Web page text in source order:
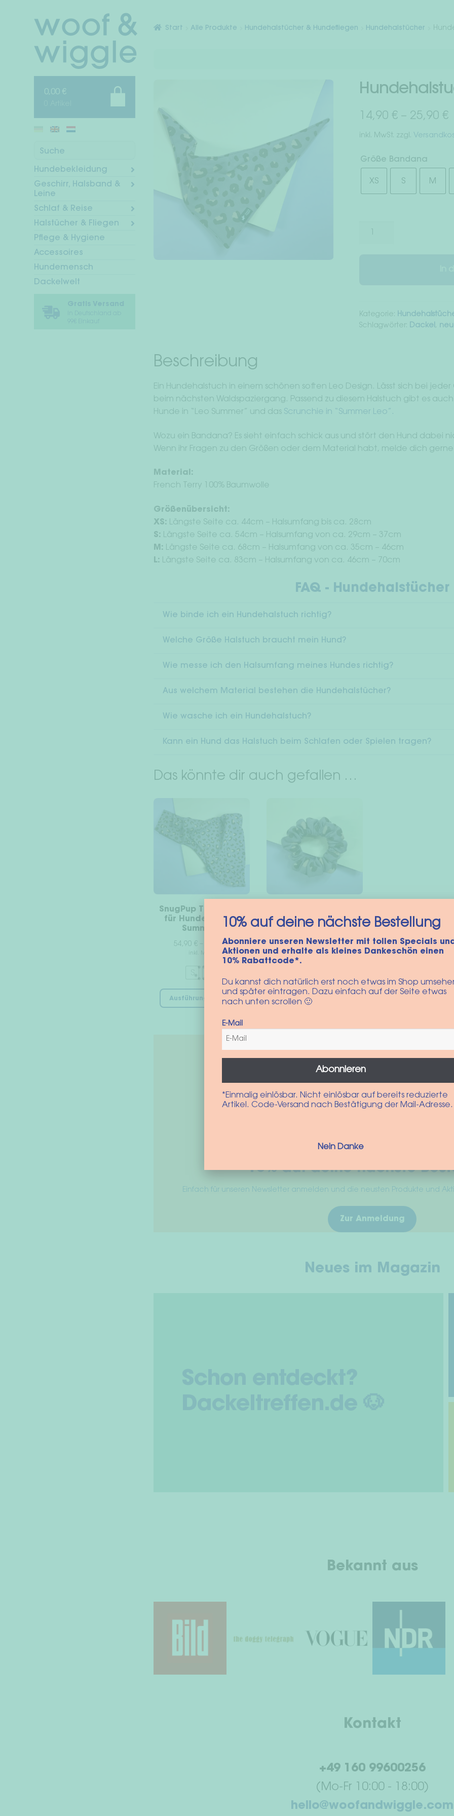
Navigation
springen
Inhalt
springen
0,00 €
Suche
Hundebekleidung
Geschirr, Halsband &
Leine
Schlaf & Reise
Halstücher & Fliegen
Pflege & Hygiene
Accessoires
Hundemensch
Dackelwelt
Start Alle Produkte Hundehalstücher & Hundefliegen Hundehalstücher
14,90€ – 25,90€
inkl. MwSt. zzgl.
Größe Bandana
XS S M
Hundehalstuch
Kategorie:
Schlagwörter: Dackel ,
Beschreibung
Ein Hundehalstuch in einem schönen soften Leo Design. Lässt sich bei
beim nächsten Waldspaziergang. Passend zu diesem Halstuch gibt es
Hunde in “Leo Summer” und das Scrunchie in “Summer Leo”.
Wozu ein Bandana? Es sieht einfach schick aus und stört den Hund dabei
Wenn ihr Fragen zu den Größen oder dem Material habt, melde dich
Material:
French Terry 100% Baumwolle
Größenübersicht:
XS: Längste Seite ca. 44cm – Halsumfang bis ca. 28cm
S: Längste Seite ca. 54cm – Halsumfang von ca. 29cm – 37cm
M: Längste Seite ca. 68cm – Halsumfang von ca. 35cm – 46cm
L: Längste Seite ca. 83cm – Halsumfang von ca. 46cm – 70cm
FAQ - Hundehalstücher
Wie binde ich ein Hundehalstuch richtig?
Welche Größe Halstuch braucht mein Hund?
Wie messe ich den Halsumfang meines Hundes richtig?
Aus welchem Material bestehen die Hundehalstücher?
Wie wasche ich ein Hundehalstuch?
Kann ein Hund das Halstuch beim Schlafen oder Spielen tragen?
Das könnte dir auch gefallen …
SnugPup Tragetuch
für Hunde in “Leo
Summer”
54,90€ 59,90€
inkl. MwSt.
Ausführung wählen
Dieses
Produkt
der
Haargummi
“Summer Leo”
6,90€
inkl. MwSt.
10% auf deine nächste
Einfach für unseren Newsletter anmelden und die neusten Produkte und
Zur Anmeldung
Neues im Magazin
Bekannt aus
Kontakt
+49 160 99600256
(Mo-Fr 10:00 - 18:00)
hello@woofandwiggle.com
10% auf deine nächste Bestellung
Abonniere unseren Newsletter mit tollen Specials
Aktionen und erhalte als kleines Dankeschön einen
10% Rabattcode*.
Du kannst dich natürlich erst noch etwas im Shop
und später eintragen. Dazu einfach auf der Seite etwas
nach unten scrollen 🙂
E-Mail
Abonnieren
*Einmalig einlösbar. Nicht einlösbar auf bereits reduzierte
Artikel. Code-Versand nach Bestätigung der Mail-Adresse.
Nein Danke